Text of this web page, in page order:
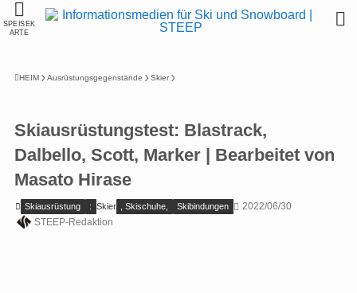
SPEISEK
ARTE
HEIM Ausrüstungsgegenstände Skier
Skiausrüstungstest: Blastrack,
Dalbello, Scott, Marker | Bearbeitet von
Masato Hirase
Skiausrüstung : Skier , Skischuhe, Skibindungen
2022/06/30
STEEP-Redaktion